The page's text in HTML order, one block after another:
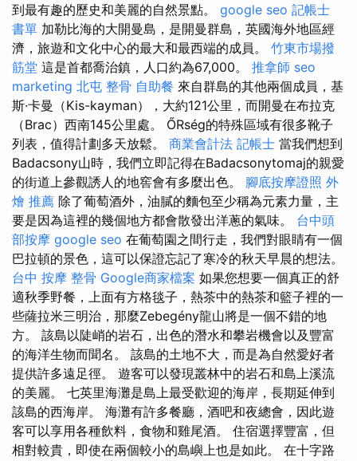
到最有趣的歷史和美麗的自然景點。 google seo 記帳士
書單 加勒比海的大開曼島，是開曼群島，英國海外地區經
濟，旅遊和文化中心的最大和最西端的成員。 竹東市場撥
筋堂 這是首都喬治鎮，人口約為67,000。 推拿師 seo
marketing 北屯 整骨 自助餐 來自群島的其他兩個成員，基
斯·卡曼（Kis-kayman），大約121公里，而開曼在布拉克
（Brac）西南145公里處。 ŐRség的特殊區域有很多靴子
列表，值得計劃多天放鬆。 商業會計法 記帳士 當我們想到
Badacsony山時，我們立即記得在Badacsonytomaj的親愛
的街道上參觀誘人的地窖會有多麼出色。 腳底按摩證照 外
燴 推薦 除了葡萄酒外，油膩的麵包至少稱為元素力量，主
要是因為這裡的幾個地方都會散發出洋蔥的氣味。 台中頭
部按摩 google seo 在葡萄園之間行走，我們對眼睛有一個
巴拉頓的景色，這可以保證忘記了寒冷的秋天早晨的想法。
台中 按摩 整骨 Google商家檔案 如果您想要一個真正的舒
適秋季野餐，上面有方格毯子，熱茶中的熱茶和籃子裡的一
些薩拉米三明治，那麼Zebegény龍山將是一個不錯的地
方。 該島以陡峭的岩石，出色的潛水和攀岩機會以及豐富
的海洋生物而聞名。 該島的土地不大，而是為自然愛好者
提供許多遠足徑。 遊客可以發現叢林中的岩石和島上溪流
的美麗。 七英里海灘是島上最受歡迎的海岸，長期延伸到
該島的西海岸。 海灘有許多餐廳，酒吧和夜總會，因此遊
客可以享用各種飲料，食物和雞尾酒。 住宿選擇豐富，但
相對較貴，即使在兩個較小的島嶼上也是如此。 在十字路